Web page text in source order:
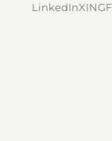
LinkedInXING